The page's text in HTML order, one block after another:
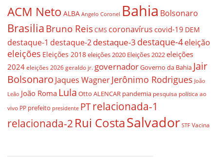
ACM Neto ALBA Angelo Coronel Bahia Bolsonaro
BrasiliaBruno ReisCMS coronavírus covid-19 DEM
destaque-1 destaque-2destaque-3 destaque-4eleição
eleições Eleições 2018eleições 2020 Eleições 2022eleições
2024 eleições 2026 geraldo jr. governadorGoverno da Bahia Jair
Bolsonaro Jaques WagnerJerônimo Rodrigues João
Leão João Roma Lula Otto ALENCAR pandemia pesquisa política ao
vivo PP prefeito presidente PTrelacionada-1
relacionada-2 Rui CostaSalvador STF Vacina